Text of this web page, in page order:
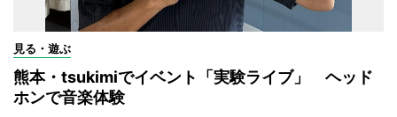
見る・遊ぶ
熊本・tsukimiでイベント「実験ライブ」 ヘッド
ホンで音楽体験